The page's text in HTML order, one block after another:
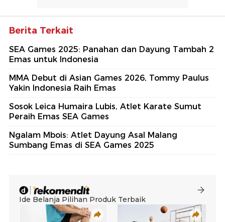
Berita Terkait
SEA Games 2025: Panahan dan Dayung Tambah 2
Emas untuk Indonesia
MMA Debut di Asian Games 2026, Tommy Paulus
Yakin Indonesia Raih Emas
Sosok Leica Humaira Lubis, Atlet Karate Sumut
Peraih Emas SEA Games
Ngalam Mbois: Atlet Dayung Asal Malang
Sumbang Emas di SEA Games 2025